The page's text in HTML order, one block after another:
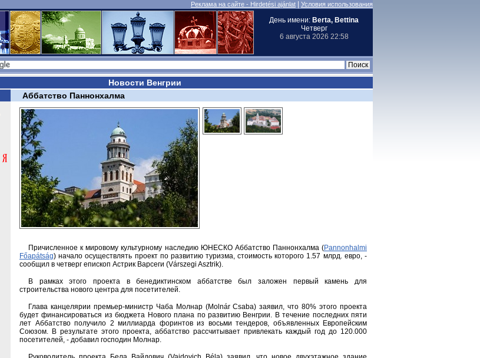
Реклама на сайте - Hirdetési ajánlat Условия использования
День имени: Berta, Bettina
Четверг
6 августа 2026 22:58
Новости Венгрии
Аббатство Паннонхалма
Причисленное к мировому культурному наследию ЮНЕСКО Аббатство Паннонхалма (Pannonhalmi
Főapátság) начало осуществлять проект по развитию туризма, стоимость которого 1.57 млрд. евро, -
сообщил в четверг епископ Астрик Варсеги (Várszegi Asztrik).
В рамках этого проекта в бенедиктинском аббатстве был заложен первый камень для
строительства нового центра для посетителей.
Глава канцелярии премьер-министр Чаба Молнар (Molnár Csaba) заявил, что 80% этого проекта
будет финансироваться из бюджета Нового плана по развитию Венгрии. В течение последних пяти
лет Аббатство получило 2 миллиарда форинтов из восьми тендеров, объявленных Европейским
Союзом. В результате этого проекта, аббатство рассчитывает привлекать каждый год до 120.000
посетителей, - добавил господин Молнар.